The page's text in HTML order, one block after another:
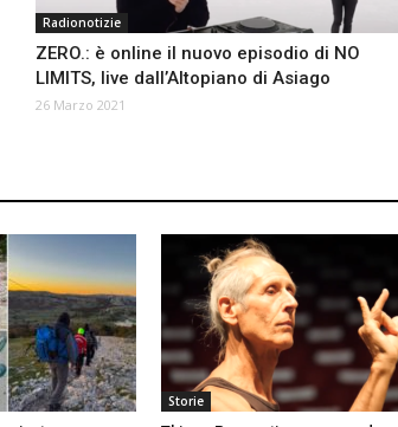
Radionotizie
ZERO.: è online il nuovo episodio di NO
LIMITS, live dall’Altopiano di Asiago
26 Marzo 2021
Storie